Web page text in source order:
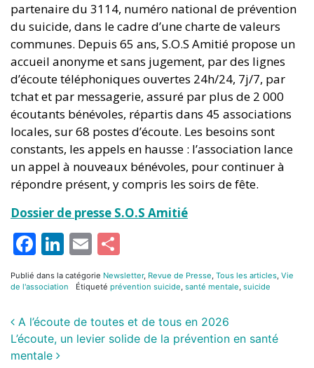
partenaire du 3114, numéro national de prévention
du suicide, dans le cadre d’une charte de valeurs
communes. Depuis 65 ans, S.O.S Amitié propose un
accueil anonyme et sans jugement, par des lignes
d’écoute téléphoniques ouvertes 24h/24, 7j/7, par
tchat et par messagerie, assuré par plus de 2 000
écoutants bénévoles, répartis dans 45 associations
locales, sur 68 postes d’écoute. Les besoins sont
constants, les appels en hausse : l’association lance
un appel à nouveaux bénévoles, pour continuer à
répondre présent, y compris les soirs de fête.
Dossier de presse S.O.S Amitié
Facebook
LinkedIn
Email
Publié dans la catégorie Newsletter, Revue de Presse, Tous les articles, Vie
de l'association
Étiqueté prévention suicide, santé mentale, suicide
A l’écoute de toutes et de tous en 2026
L’écoute, un levier solide de la prévention en santé
mentale